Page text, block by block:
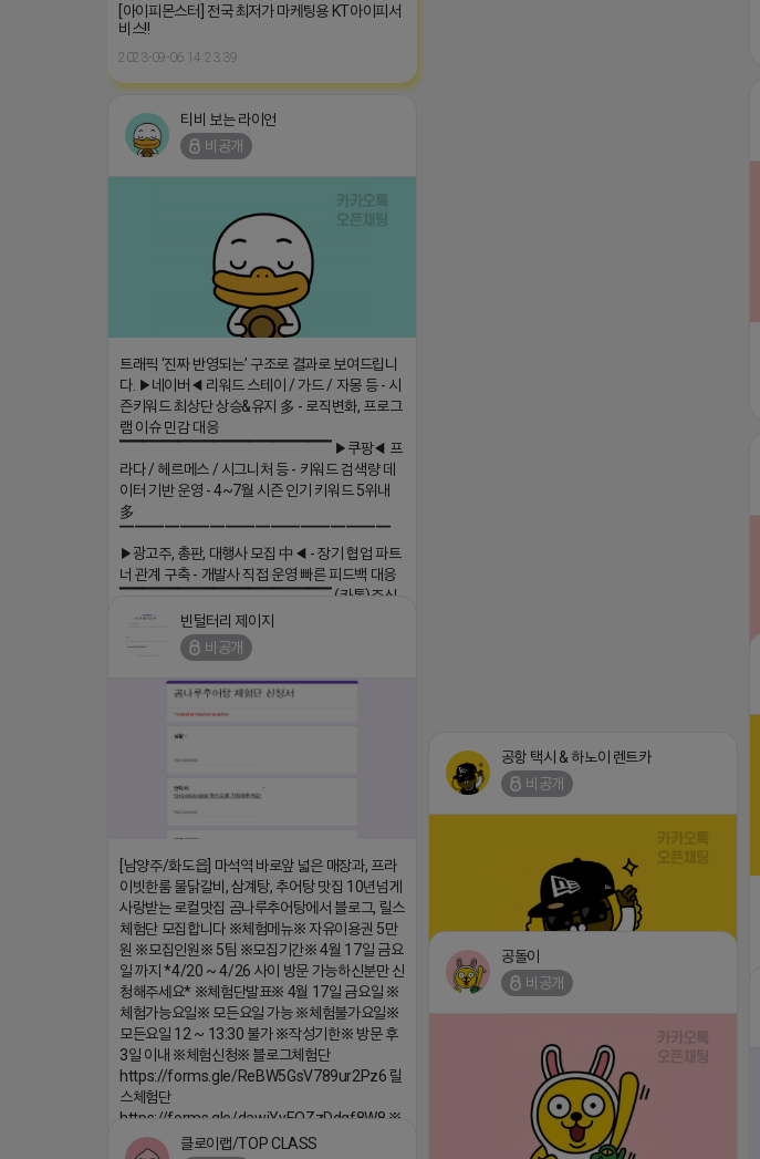
[아이피몬스터] 전국 최저가 마케팅용 KT아이피서
비스!!
2023-09-06 14:23:39
티비 보는 라이언
비공개
트래픽 ‘진짜 반영되는’ 구조로 결과로 보여드립니
다. ▶네이버◀ 리워드 스테이 / 가드 / 자몽 등 - 시
즌키워드 최상단 상승&유지 多 - 로직변화, 프로그
램 이슈 민감 대응
▔▔▔▔▔▔▔▔▔▔▔▔▔▔▔▔▔▔ ▶쿠팡◀ 프
라다 / 헤르메스 / 시그니처 등 - 키워드 검색량 데
이터 기반 운영 - 4~7월 시즌 인기 키워드 5위내
多
▔▔▔▔▔▔▔▔▔▔▔▔▔▔▔▔▔▔
▶광고주, 총판, 대행사 모집 中◀ - 장기 협업 파트
너 관계 구축 - 개발사 직접 운영 빠른 피드백 대응
▔▔▔▔▔▔▔▔▔▔▔▔▔▔▔▔▔▔ (카톡)주식
회사 더 풀림 https://더풀림상담.enn.kr https://
더풀림상담.enn.kr
빈털터리 제이지
비공개
[남양주/화도읍] 마석역 바로앞 넓은 매장과, 프라
이빗한룸 물닭갈비, 삼계탕, 추어탕 맛집 10년넘게
사랑받는 로컬맛집 곰나루추어탕에서 블로그, 릴스
체험단 모집합니다 ※체험메뉴※ 자유이용권 5만
원 ※모집인원※ 5팀 ※모집기간※ 4월 17일 금요
일 까지 *4/20 ~ 4/26 사이 방문 가능하신분만 신
청해주세요* ※체험단발표※ 4월 17일 금요일 ※
체험가능요일※ 모든요일 가능 ※체험불가요일※
모든요일 12 ~ 13:30 불가 ※작성기한※ 방문 후
3일 이내 ※체험신청※ 블로그체험단
https://forms.gle/ReBW5GsV789ur2Pz6 릴
스체험단
https://forms.gle/dawiYyEQZzDdqf8W8 ※
특이사항※ 방문인원 최대 4인 까지 가능 체험권
공항 택시 & 하노이 렌트카
비공개
(star) 안녕하십니까 (star)
댓글:20개
공돌이
비공개
클로이랩/TOP CLASS